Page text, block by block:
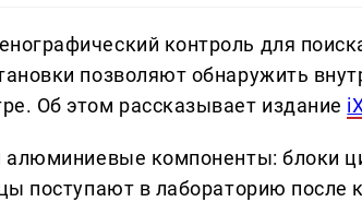
контроль для
позволяют обнаружить
Об этом рассказывает издание
алюминиевые компоненты: блоки
поступают в лабораторию после